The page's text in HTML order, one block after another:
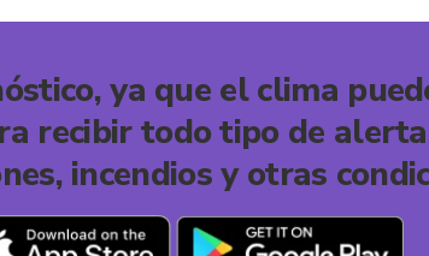
ya que el clima
recibir todo tipo de
incendios y otras